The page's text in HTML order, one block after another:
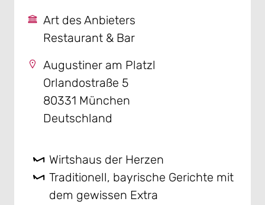
Art des Anbieters
Restaurant & Bar
Augustiner am Platzl
Orlandostraße 5
80331 München
Deutschland
Wirtshaus der Herzen
Traditionell, bayrische Gerichte mit
dem gewissen Extra